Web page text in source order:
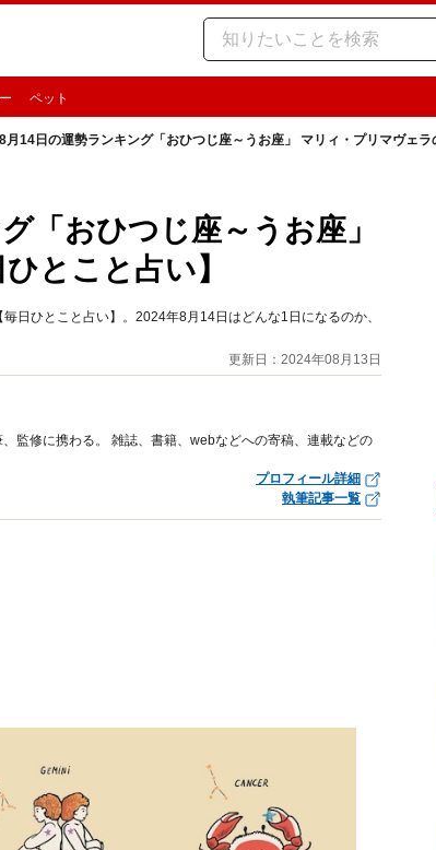
ペット
月14日の運勢ランキング「おひつじ座～うお座」 マリィ・プリマヴェラ
「おひつじ座～うお座」
とこと占い】
日ひとこと占い】。2024年8月14日はどんな1日になるのか、
更新日：2024年08月13日
監修に携わる。 雑誌、書籍、webなどへの寄稿、連載などの
プロフィール詳細
執筆記事一覧